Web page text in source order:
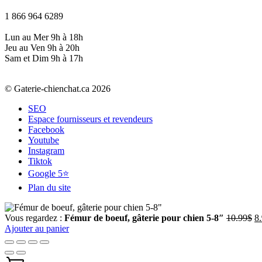
1 866 964 6289
Lun au Mer 9h à 18h
Jeu au Ven 9h à 20h
Sam et Dim 9h à 17h
© Gaterie-chienchat.ca 2026
SEO
Espace fournisseurs et revendeurs
Facebook
Youtube
Instagram
Tiktok
Google 5⭐
Plan du site
Vous regardez : Fémur de boeuf, gâterie pour chien 5-8″ 10.99$
Ajouter au panier